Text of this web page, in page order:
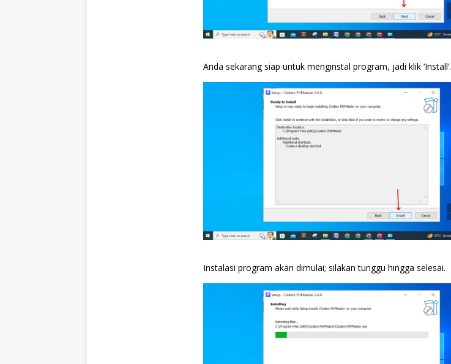
Anda sekarang siap untuk menginstal program, jadi klik ‘Install’.
Instalasi program akan dimulai; silakan tunggu hingga selesai.